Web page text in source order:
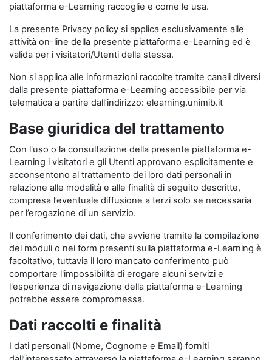
piattaforma e-Learning raccoglie e come le usa.
La presente Privacy policy si applica esclusivamente alle
attività on-line della presente piattaforma e-Learning ed è
valida per i visitatori/Utenti della stessa.
Non si applica alle informazioni raccolte tramite canali diversi
dalla presente piattaforma e-Learning accessibile per via
telematica a partire dall’indirizzo: elearning.unimib.it
Base giuridica del trattamento
Con l'uso o la consultazione della presente piattaforma e-
Learning i visitatori e gli Utenti approvano esplicitamente e
acconsentono al trattamento dei loro dati personali in
relazione alle modalità e alle finalità di seguito descritte,
compresa l’eventuale diffusione a terzi solo se necessaria
per l’erogazione di un servizio.
Il conferimento dei dati, che avviene tramite la compilazione
dei moduli o nei form presenti sulla piattaforma e-Learning è
facoltativo, tuttavia il loro mancato conferimento può
comportare l'impossibilità di erogare alcuni servizi e
l'esperienza di navigazione della piattaforma e-Learning
potrebbe essere compromessa.
Dati raccolti e finalità
I dati personali (Nome, Cognome e Email) forniti